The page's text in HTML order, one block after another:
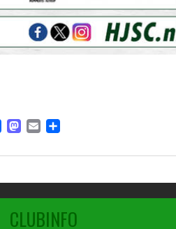
FACEBOOK
MASTODON
EMAILDELEN
CLUBINFO